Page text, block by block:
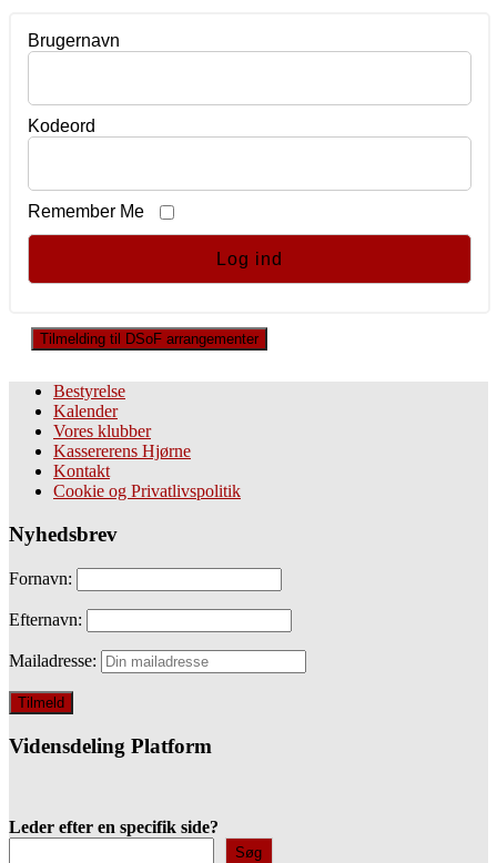
Brugernavn
Kodeord
Remember Me
Tilmelding til DSoF arrangementer
Bestyrelse
Kalender
Vores klubber
Kassererens Hjørne
Kontakt
Cookie og Privatlivspolitik
Nyhedsbrev
Fornavn:
Efternavn:
Mailadresse:
Vidensdeling Platform
Leder efter en specifik side?
Søg